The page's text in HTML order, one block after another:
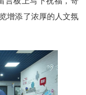
增添了浓厚的人文氛